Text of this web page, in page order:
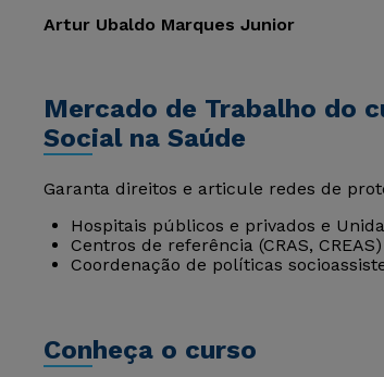
Artur Ubaldo Marques Junior
Mercado de Trabalho do
Social na Saúde
Garanta direitos e articule redes de
Hospitais públicos e privados e
Centros de referência (CRAS,
Coordenação de políticas
Conheça o curso